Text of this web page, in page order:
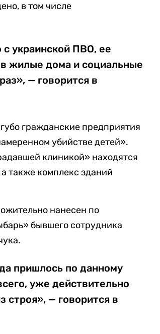
в том числе
украинской ПВО, ее
в жилые дома и социальные
— говорится в
гражданские предприятия
убийстве детей».
клиникой» находятся
также комплекс зданий
нанесен по
бывшего сотрудника
пришлось по данному
уже действительно
строя», — говорится в